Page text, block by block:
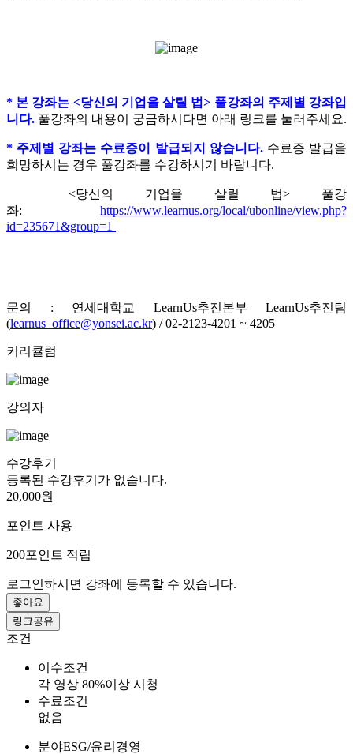
* 본 강좌는 <당신의 기업을 살릴 법> 풀강좌의 주제별 강좌입
니다. 풀강좌의 내용이 궁금하시다면 아래 링크를 눌러주세요.
* 주제별 강좌는 수료증이 발급되지 않습니다. 수료증 발급을
희망하시는 경우 풀강좌를 수강하시기 바랍니다.
<당신의 기업을 살릴 법> 풀강
좌:
https://www.learnus.org/local/ubonline/view.php?
id=235671&group=1
문의 : 연세대학교 LearnUs추진본부 LearnUs추진팀
(learnus_office@yonsei.ac.kr) / 02-2123-4201 ~ 4205
커리큘럼
강의자
수강후기
등록된 수강후기가 없습니다.
20,000원
포인트 사용
200포인트 적립
로그인하시면 강좌에 등록할 수 있습니다.
좋아요
링크공유
조건
이수조건
각 영상 80%이상 시청
수료조건
없음
분야ESG/윤리경영